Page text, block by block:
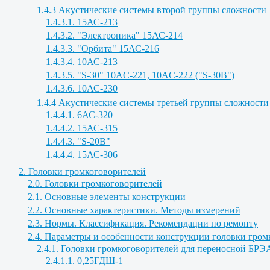
1.4.3 Акустические системы второй группы сложности
1.4.3.1. 15АС-213
1.4.3.2. "Электроника" 15АС-214
1.4.3.3. "Орбита" 15АС-216
1.4.3.4. 10АС-213
1.4.3.5. "S-30" 10AC-221, 10AC-222 ("S-30B")
1.4.3.6. 10АС-230
1.4.4 Акустические системы третьей группы сложности
1.4.4.1. 6АС-320
1.4.4.2. 15АС-315
1.4.4.3. "S-20B"
1.4.4.4. 15АС-306
2. Головки громкоговорителей
2.0. Головки громкоговорителей
2.1. Основные элементы конструкции
2.2. Основные характеристики. Методы измерений
2.3. Нормы. Классификация. Рекомендации по ремонту
2.4. Параметры и особенности конструкции головки
2.4.1. Головки громкоговорителей для переносной
2.4.1.1. 0,25ГДШ-1